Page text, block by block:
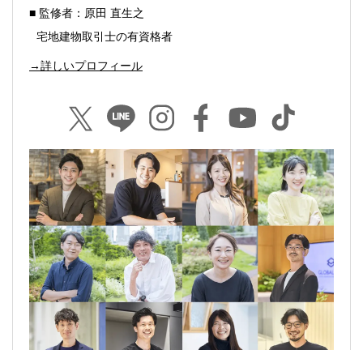
■ 監修者：原田 直生之
宅地建物取引士の有資格者
→詳しいプロフィール